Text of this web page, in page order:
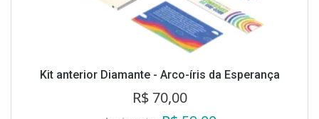
Kit anterior Diamante - Arco-íris da Esperança
R$ 70,00